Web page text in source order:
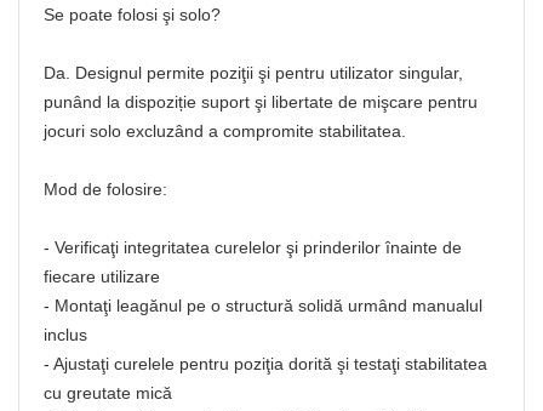
Se poate folosi şi solo?
Da. Designul permite poziţii şi pentru utilizator singular,
punând la dispoziție suport şi libertate de mişcare pentru
jocuri solo excluzând a compromite stabilitatea.
Mod de folosire:
- Verificaţi integritatea curelelor şi prinderilor înainte de
fiecare utilizare
- Montaţi leagănul pe o structură solidă urmând manualul
inclus
- Ajustaţi curelele pentru poziţia dorită şi testaţi stabilitatea
cu greutate mică